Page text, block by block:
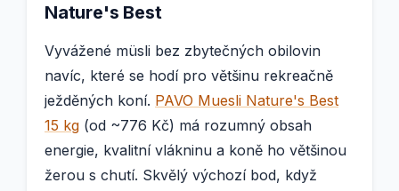
Nature's Best
Vyvážené müsli bez zbytečných obilovin
navíc, které se hodí pro většinu rekreačně
ježděných koní. PAVO Muesli Nature's Best
15 kg (od ~776 Kč) má rozumný obsah
energie, kvalitní vlákninu a koně ho většinou
žerou s chutí. Skvělý výchozí bod, když